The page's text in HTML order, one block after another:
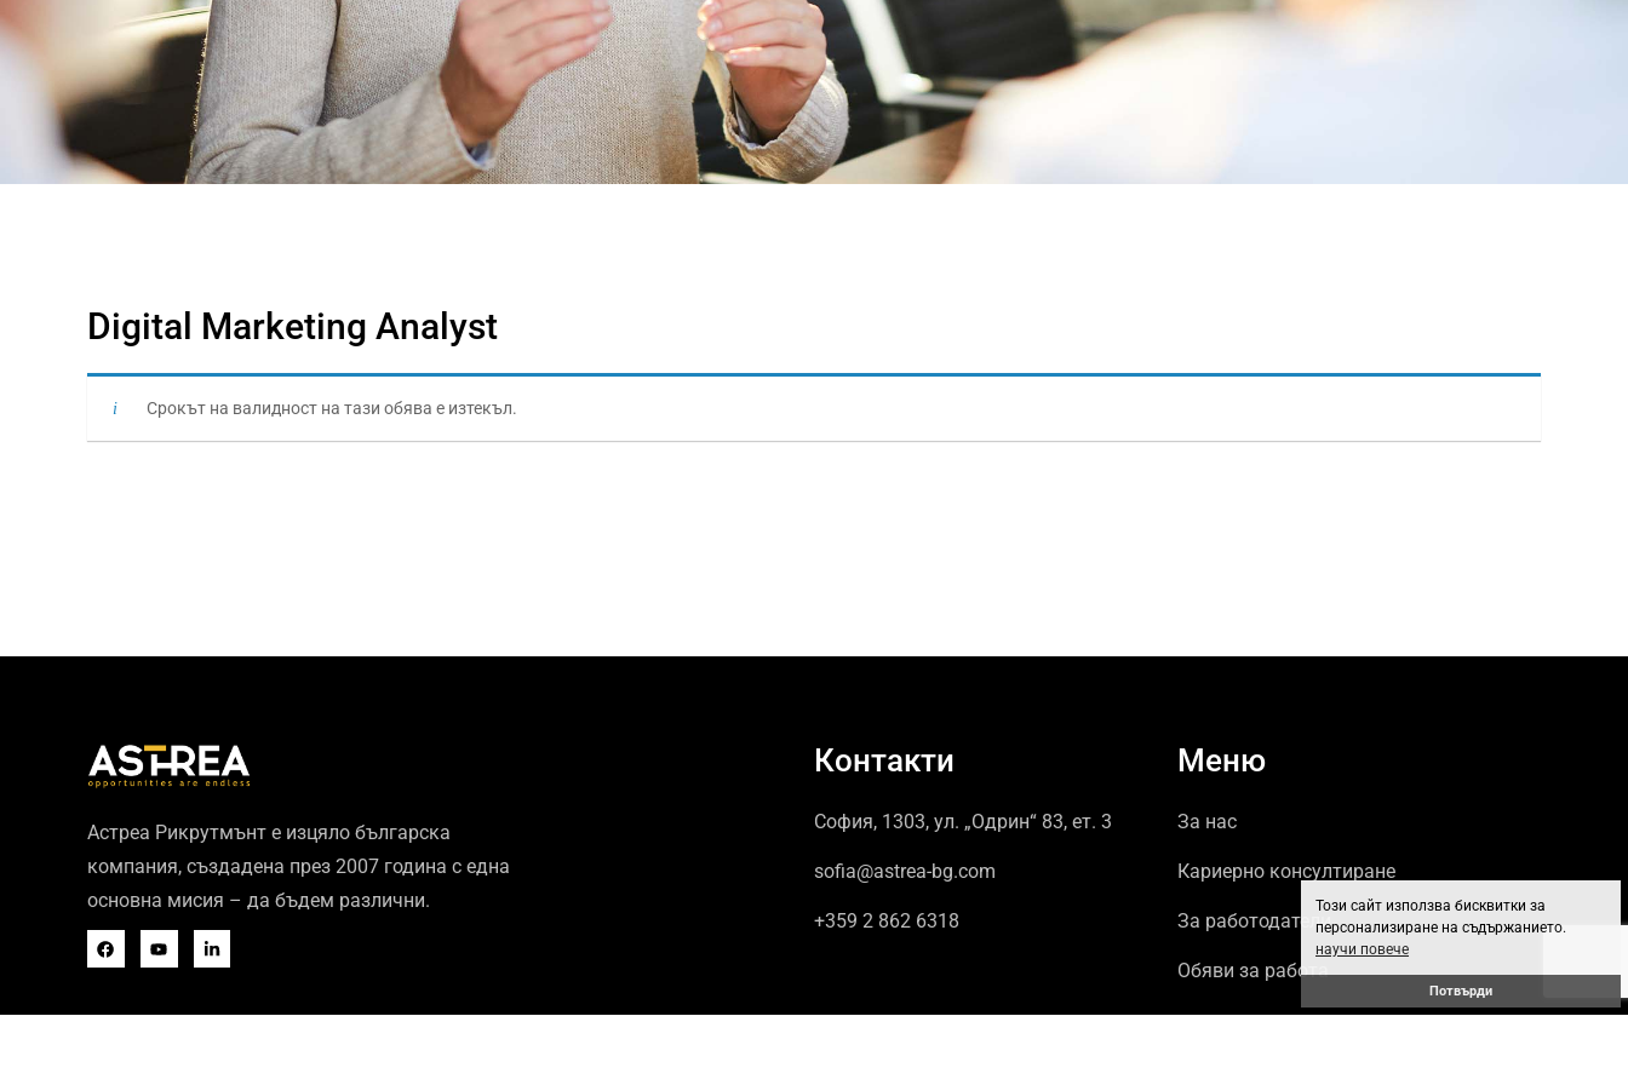
Този сайт използва бисквитки за
персонализиране на съдържанието.
научи повече
Потвърди
Digital Marketing Analyst
Срокът на валидност на тази обява е изтекъл.
Астреа Рикрутмънт е изцяло българска
компания, създадена през 2007 година с една
основна мисия – да бъдем различни.
Контакти
София, 1303, ул. „Одрин“ 83, ет. 3
sofia@astrea-bg.com
+359 2 862 6318
Меню
За нас
Кариерно консултиране
За работодатели
Обяви за работа